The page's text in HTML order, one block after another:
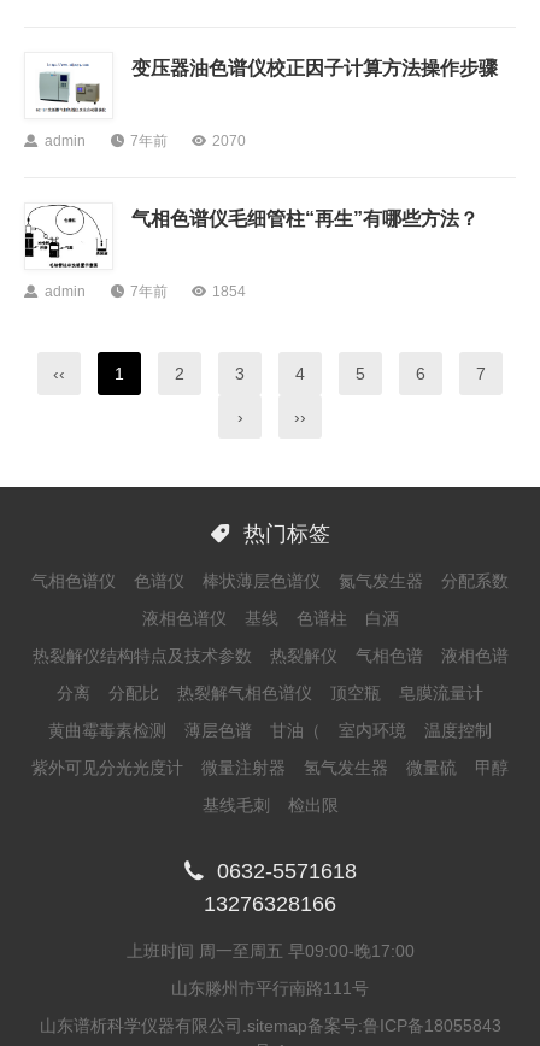
变压器油色谱仪校正因子计算方法操作步骤
 admin  7年前  2070
气相色谱仪毛细管柱“再生”有哪些方法？
 admin  7年前  1854
‹‹ 1 2 3 4 5 6 7
› ››
 热门标签
气相色谱仪 色谱仪 棒状薄层色谱仪 氮气发生器
分配系数
液相色谱仪
基线 色谱柱
白酒
热裂解仪结构特点及技术参数
热裂解仪 气相色谱
液相色谱
分离
分配比 热裂解气相色谱仪 顶空瓶
皂膜流量计
黄曲霉毒素检测
薄层色谱 甘油（ 室内环境
温度控制
紫外可见分光光度计
微量注射器 氢气发生器 微量硫
甲醇
基线毛刺
检出限

0632-5571618
13276328166
上班时间 周一至周五 早09:00-晚17:00
山东滕州市平行南路111号
山东谱析科学仪器有限公司. sitemap备案号:鲁ICP备18055843